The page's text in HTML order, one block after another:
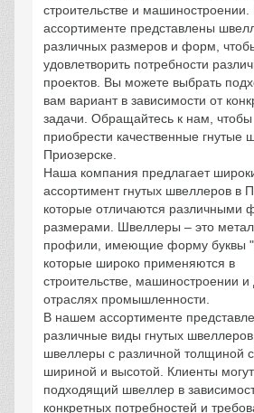
строительстве и
ассортименте представлены
различных размеров и форм,
удовлетворить потребности
проектов. Вы можете выбрать
вам вариант в зависимости от
задачи. Обращайтесь к нам, чтобы
приобрести качественные гнутые
Приозерске.
Наша компания предлагает
ассортимент гнутых швеллеров в
которые отличаются различными
размерами. Швеллеры – это
профили, имеющие форму буквы
которые широко применяются в
строительстве, машиностроении и
отраслях промышленности.
В нашем ассортименте
различные виды гнутых
швеллеры с различной толщиной
шириной и высотой. Клиенты
подходящий швеллер в
конкретных потребностей и